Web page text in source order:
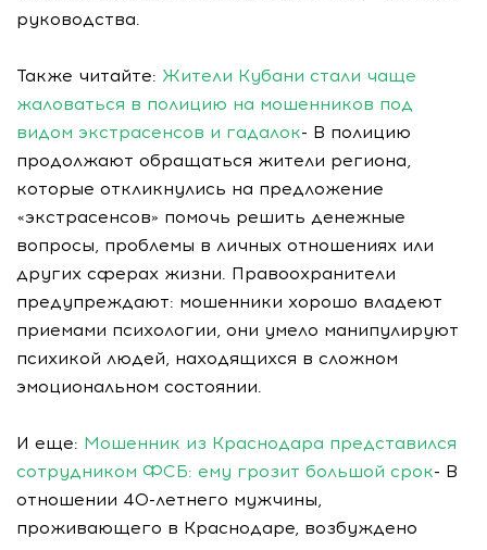
руководства.
Также читайте: Жители Кубани стали чаще
жаловаться в полицию на мошенников под
видом экстрасенсов и гадалок- В полицию
продолжают обращаться жители региона,
которые откликнулись на предложение
«экстрасенсов» помочь решить денежные
вопросы, проблемы в личных отношениях или
других сферах жизни. Правоохранители
предупреждают: мошенники хорошо владеют
приемами психологии, они умело манипулируют
психикой людей, находящихся в сложном
эмоциональном состоянии.
И еще: Мошенник из Краснодара представился
сотрудником ФСБ: ему грозит большой срок- В
отношении 40-летнего мужчины,
проживающего в Краснодаре, возбуждено